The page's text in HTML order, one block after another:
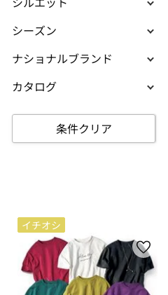
シーズン
ナショナルブランド
カタログ
条件クリア
イチオシ